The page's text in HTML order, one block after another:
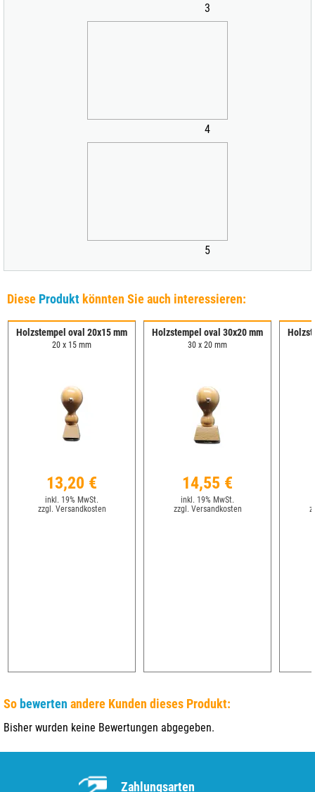
3
4
5
Diese Produkt könnten Sie auch interessieren:
Holzstempel oval 20x15 mm
20 x 15 mm
13,20 €
inkl. 19% MwSt.
zzgl. Versandkosten
Holzstempel oval 30x20 mm
30 x 20 mm
14,55 €
inkl. 19% MwSt.
zzgl. Versandkosten
So bewerten andere Kunden dieses Produkt:
Bisher wurden keine Bewertungen abgegeben.
Zahlungsarten